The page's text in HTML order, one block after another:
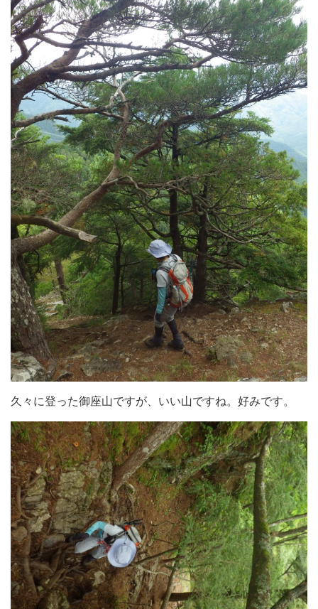
久々に登った御座山ですが、いい山ですね。好みです。